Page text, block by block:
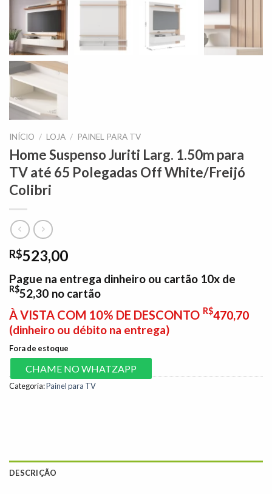
INÍCIO / LOJA / PAINEL PARA TV
Home Suspenso Juriti Larg. 1.50m para
TV até 65 Polegadas Off White/Freijó
Colibri
R$523,00
Pague na entrega dinheiro ou cartão 10x de
R$52,30 no cartão
À VISTA COM 10% DE DESCONTO R$470,70
(dinheiro ou débito na entrega)
Fora de estoque
CHAME NO WHATZAPP
Categoria:Painel para TV
DESCRIÇÃO